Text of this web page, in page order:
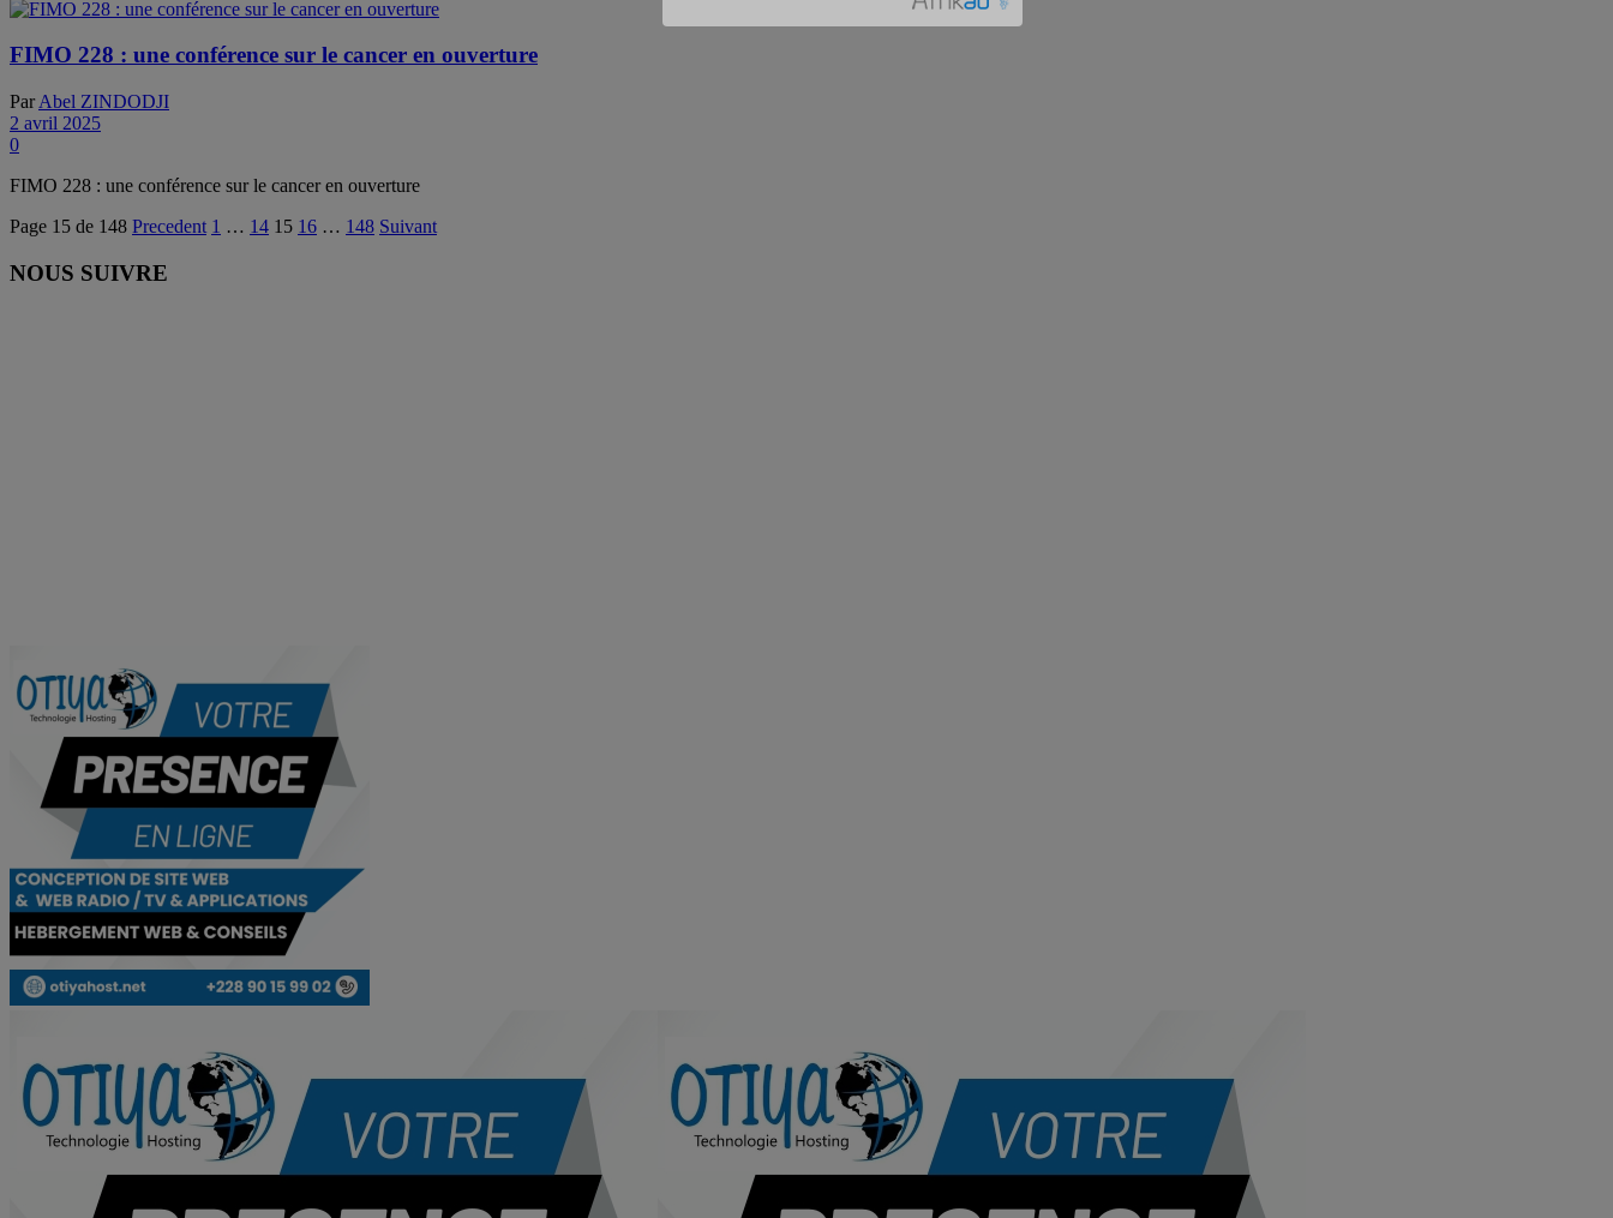
FIMO 228 : une conférence sur le cancer en ouverture
Par Abel ZINDODJI
2 avril 2025
0
FIMO 228 : une conférence sur le cancer en ouverture
Page 15 de 148 Precedent 1 … 14 15 16 … 148 Suivant
NOUS SUIVRE